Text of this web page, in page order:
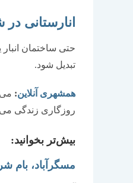
انارستانی
حتی ساختمان
تبدیل شود.
همشهری آنلاین:
روزگاری زندگی می‌کرده و در سال ۱۳۷۷،
بیش‌تر بخوانید:
مسگرآباد، بام